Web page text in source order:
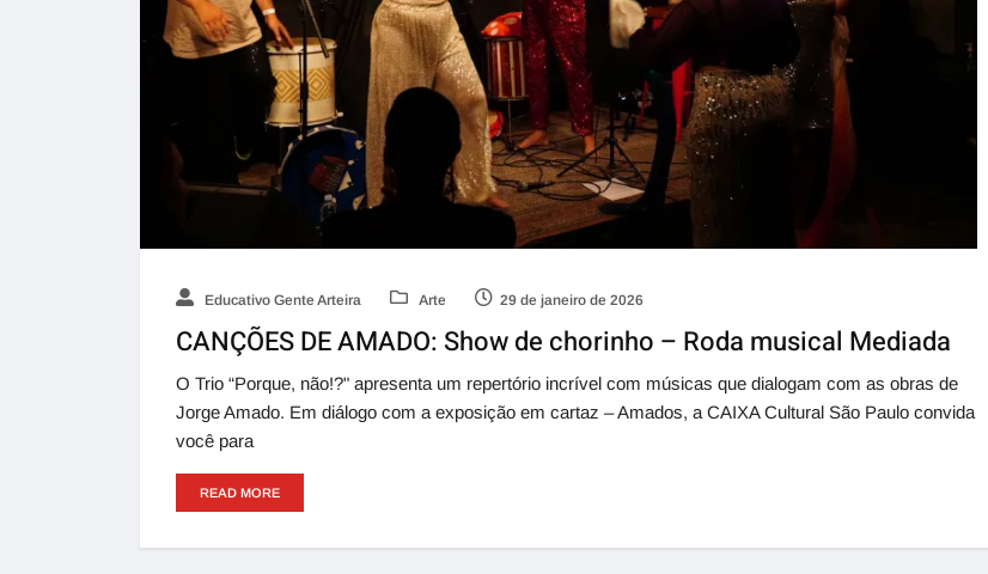
Educativo Gente Arteira Arte 29 de janeiro de 2026
CANÇÕES DE AMADO: Show de chorinho – Roda musical Mediada
O Trio “Porque, não!?" apresenta um repertório incrível com músicas que dialogam com as obras de
Jorge Amado. Em diálogo com a exposição em cartaz – Amados, a CAIXA Cultural São Paulo convida
você para
READ MORE